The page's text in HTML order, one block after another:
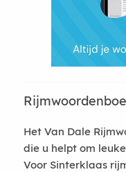
Het Van Dale
die u helpt om
Voor Sinterklaas